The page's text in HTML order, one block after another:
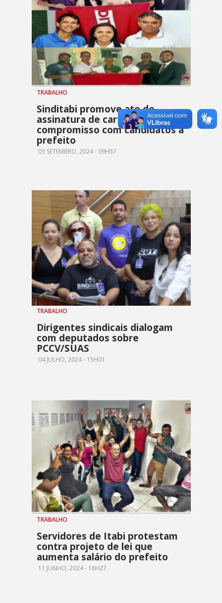
TRABALHO
Sinditabi promove ato de
assinatura de carta
compromisso com candidatos a
prefeito
03 SETEMBRO, 2024 - 09H57
TRABALHO
Dirigentes sindicais dialogam
com deputados sobre
PCCV/SUAS
04 JULHO, 2024 - 15H01
TRABALHO
Servidores de Itabi protestam
contra projeto de lei que
aumenta salário do prefeito
11 JUNHO, 2024 - 16H27